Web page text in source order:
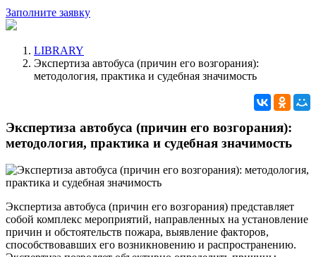
Заполните заявку
LIBRARY
Экспертиза автобуса (причин его возгорания):
методология, практика и судебная значимость
Экспертиза автобуса (причин его возгорания):
методология, практика и судебная значимость
Экспертиза автобуса (причин его возгорания) представляет
собой комплекс мероприятий, направленных на установление
причин и обстоятельств пожара, выявление факторов,
способствовавших его возникновению и распространению.